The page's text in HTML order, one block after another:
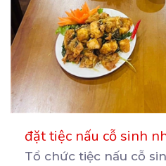
đặt tiệc nấu cỗ sinh
Tổ chức tiệc nấu cỗ